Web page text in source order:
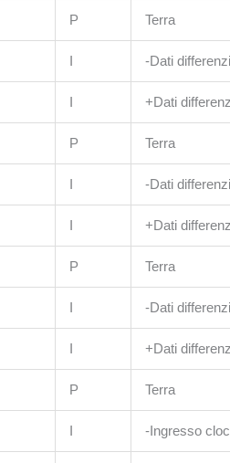
P Terra
I -Dati
I +Dati
P Terra
I -Dati
I +Dati
P Terra
I -Dati
I +Dati
P Terra
I -Ingresso